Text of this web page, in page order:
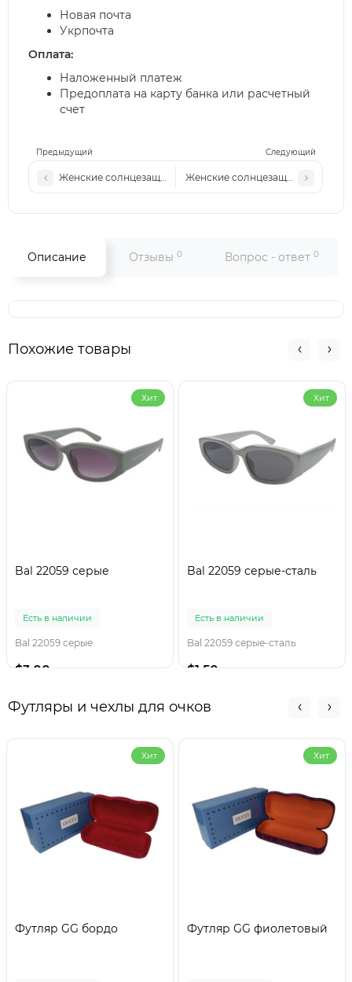
Предыдущий Следующий
Женские солнцезащитные очки MM 217 c4
Женские солнцезащитные очки
Новая почта
Укрпочта
Оплата:
Наложенный платеж
Предоплата на карту банка или расчетный
счет
Описание Отзывы 0 Вопрос - ответ 0
Похожие товары
Хит
Bal 22059 серые
Есть в наличии
Bal 22059 серые
$3.00
Хит
Bal 22059 серые-сталь
Есть в наличии
Bal 22059 серые-сталь
$1.50
Футляры и чехлы для очков
Хит
Футляр GG бордо
Хит
Футляр GG фиолетовый